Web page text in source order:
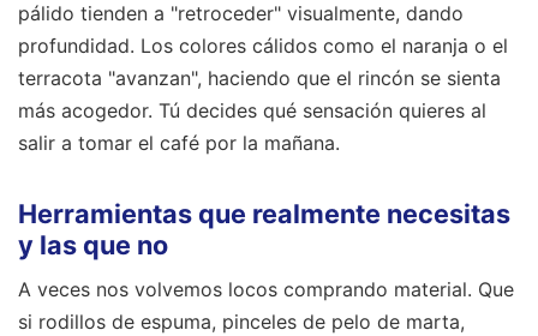
pálido tienden a "retroceder" visualmente, dando
profundidad. Los colores cálidos como el naranja o el
terracota "avanzan", haciendo que el rincón se sienta
más acogedor. Tú decides qué sensación quieres al
salir a tomar el café por la mañana.
Herramientas que realmente necesitas
y las que no
A veces nos volvemos locos comprando material. Que
si rodillos de espuma, pinceles de pelo de marta,